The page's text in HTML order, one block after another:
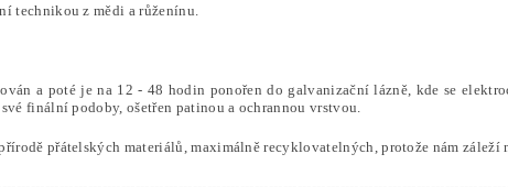
technikou z mědi a růženínu.
a poté je na 12 - 48 hodin ponořen do galvanizační lázně, kde se
finální podoby, ošetřen patinou a ochrannou vrstvou.
přátelských materiálů, maximálně recyklovatelných, protože nám záleží